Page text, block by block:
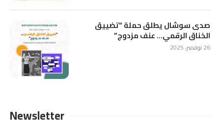
صدى سوشال يطلق حملة “تضييق
الخناق الرقمي… عنف مزدوج”
26 نوفمبر، 2025
Newsletter